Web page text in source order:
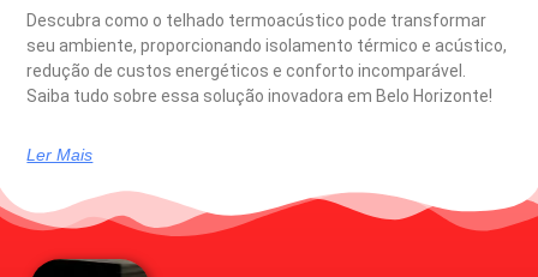
Descubra como o telhado termoacústico pode transformar
seu ambiente, proporcionando isolamento térmico e acústico,
redução de custos energéticos e conforto incomparável.
Saiba tudo sobre essa solução inovadora em Belo Horizonte!
Ler Mais